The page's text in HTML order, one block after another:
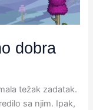
dobra
težak zadatak.
sa njim. Ipak,